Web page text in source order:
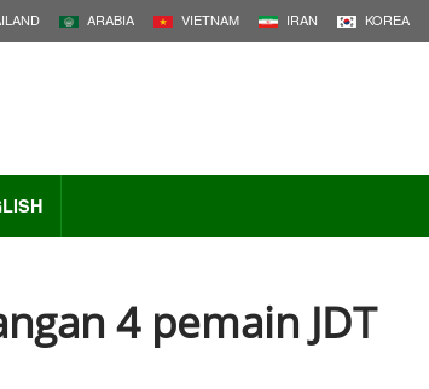
ARABIA VIETNAM IRAN KOREA
4 pemain JDT